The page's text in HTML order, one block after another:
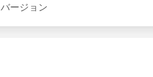
バージョン